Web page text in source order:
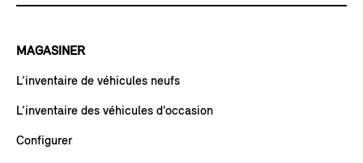
MAGASINER
L’inventaire de véhicules neufs
L’inventaire des véhicules d’occasion
Configurer